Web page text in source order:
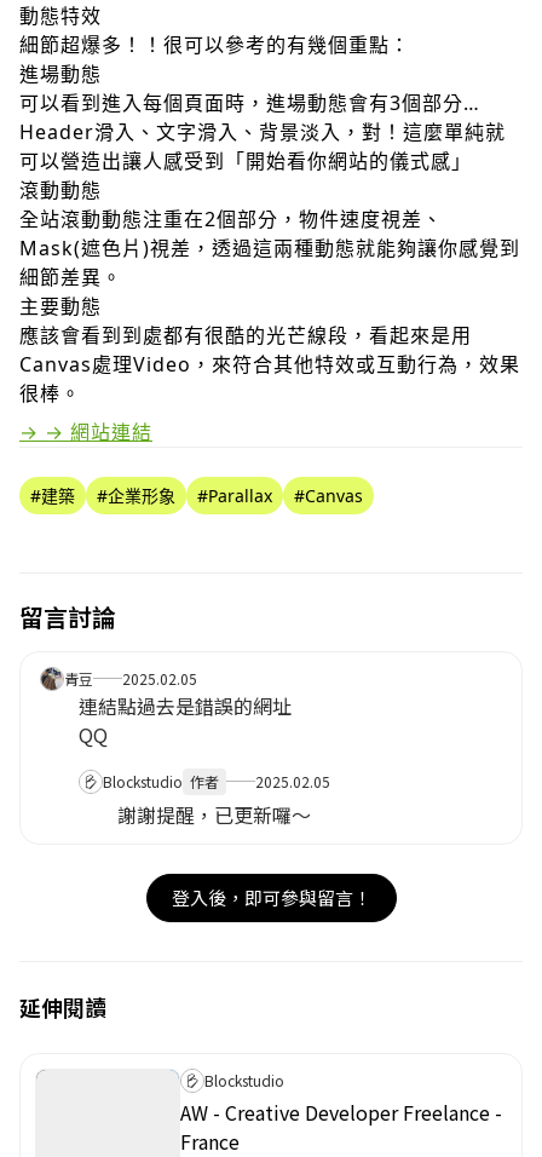
動態特效
細節超爆多！！很可以參考的有幾個重點：
進場動態
可以看到進入每個頁面時，進場動態會有3個部分…
Header滑入、文字滑入、背景淡入，對！這麼單純就
可以營造出讓人感受到「開始看你網站的儀式感」
滾動動態
全站滾動動態注重在2個部分，物件速度視差、
Mask(遮色片)視差，透過這兩種動態就能夠讓你感覺到
細節差異。
主要動態
應該會看到到處都有很酷的光芒線段，看起來是用
Canvas處理Video，來符合其他特效或互動行為，效果
很棒。
→ → 網站連結
#建築 #企業形象 #Parallax #Canvas
留言討論
青豆 2025.02.05
連結點過去是錯誤的網址
QQ
Blockstudio 作者 2025.02.05
謝謝提醒，已更新囉～
登入後，即可參與留言！
延伸閱讀
Blockstudio
AW - Creative Developer Freelance -
France
目前沒有資料